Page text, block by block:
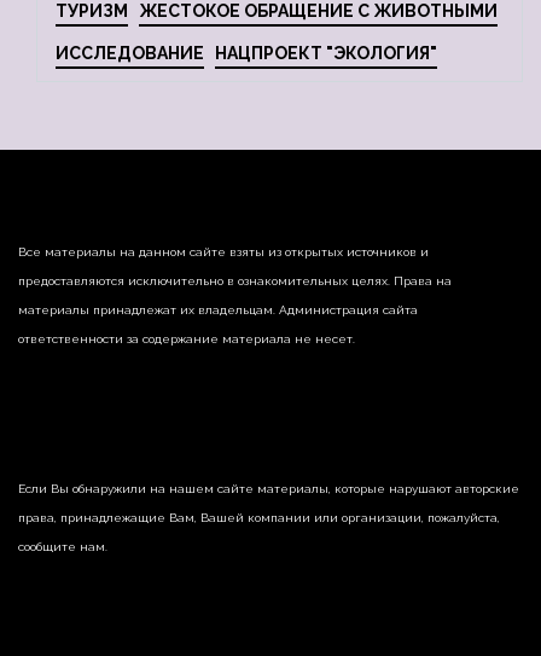
ТУРИЗМ ЖЕСТОКОЕ ОБРАЩЕНИЕ С ЖИВОТНЫМИ
ИССЛЕДОВАНИЕ НАЦПРОЕКТ "ЭКОЛОГИЯ"
Все материалы на данном сайте взяты из открытых источников и
предоставляются исключительно в ознакомительных целях. Права на
материалы принадлежат их владельцам. Администрация сайта
ответственности за содержание материала не несет.
Если Вы обнаружили на нашем сайте материалы, которые нарушают авторские
права, принадлежащие Вам, Вашей компании или организации, пожалуйста,
сообщите нам.